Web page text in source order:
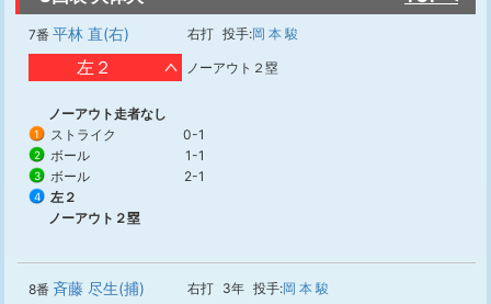
7番 平林 直(右) 右打 投手:岡 本 駿
左２ ノーアウト２塁
ノーアウト走者なし
1 ストライク 0-1
2 ボール 1-1
3 ボール 2-1
4
左２
ノーアウト２塁
8番 斉藤 尽生(捕) 右打 3年 投手:岡 本 駿